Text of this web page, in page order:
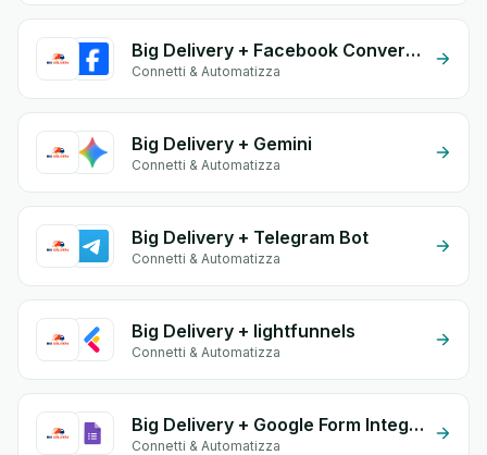
Big Delivery + Facebook Conversion API (CAPI)
Connetti & Automatizza
Big Delivery + Gemini
Connetti & Automatizza
Big Delivery + Telegram Bot
Connetti & Automatizza
Big Delivery + lightfunnels
Connetti & Automatizza
Big Delivery + Google Form Integration
Connetti & Automatizza